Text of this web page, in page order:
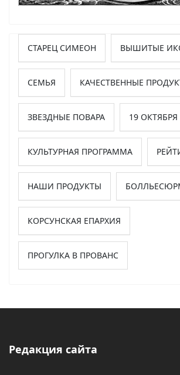
СТАРЕЦ СИМЕОН ВЫШИТЫЕ
СЕМЬЯ КАЧЕСТВЕННЫЕ
ЗВЕЗДНЫЕ ПОВАРА 19 ОКТЯБРЯ
КУЛЬТУРНАЯ ПРОГРАММА
НАШИ ПРОДУКТЫ
КОРСУНСКАЯ ЕПАРХИЯ
ПРОГУЛКА В ПРОВАНС
Редакция сайта